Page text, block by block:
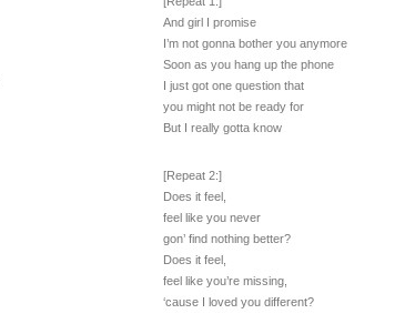
And girl I promise
I’m not gonna bother you anymore
Soon as you hang up the phone
I just got one question that
you might not be ready for
But I really gotta know
[Repeat 2:]
Does it feel,
feel like you never
gon’ find nothing better?
Does it feel,
feel like you’re missing,
‘cause I loved you different?